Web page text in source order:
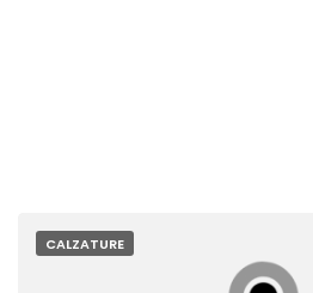
CALZATURE